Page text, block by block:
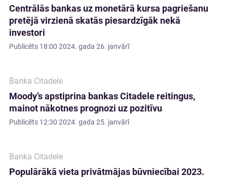
Centrālās bankas uz monetārā kursa pagriešanu
pretējā virzienā skatās piesardzīgāk nekā
investori
Publicēts 18:00 2024. gada 26. janvārī
Banka Citadele
Moody’s apstiprina bankas Citadele reitingus,
mainot nākotnes prognozi uz pozitīvu
Publicēts 12:30 2024. gada 25. janvārī
Banka Citadele
Populārākā vieta privātmājas būvniecībai 2023.